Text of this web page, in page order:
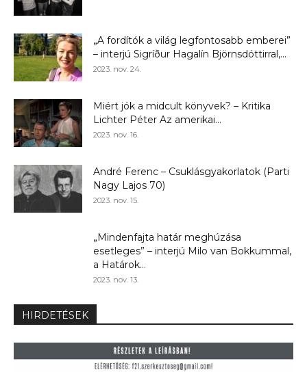
„A fordítók a világ legfontosabb emberei”
– interjú Sigríður Hagalín Björnsdóttirral,...
2023. nov. 24.
Miért jók a midcult könyvek? – Kritika
Lichter Péter Az amerikai...
2023. nov. 16.
André Ferenc – Csuklásgyakorlatok (Parti
Nagy Lajos 70)
2023. nov. 15.
„Mindenfajta határ meghúzása
esetleges” – interjú Milo van Bokkummal,
a Határok...
2023. nov. 13.
HIRDETÉSEK